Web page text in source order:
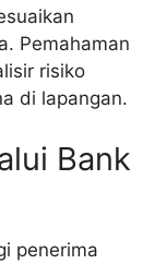
Pemahaman
risiko
di lapangan.
Bank
penerima